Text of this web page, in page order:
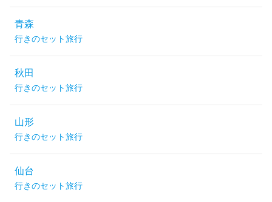
青森
行きのセット旅行
秋田
行きのセット旅行
山形
行きのセット旅行
仙台
行きのセット旅行